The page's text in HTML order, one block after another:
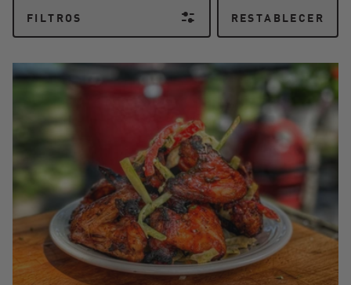
FILTROS RESTABLECER